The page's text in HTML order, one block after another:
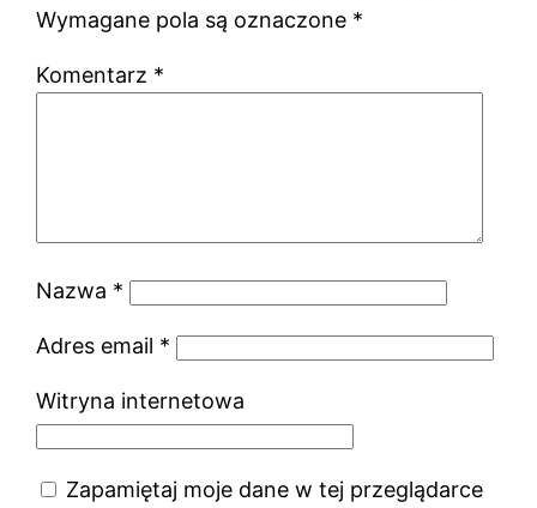
Wymagane pola są oznaczone *
Komentarz *
Nazwa *
Adres email *
Witryna internetowa
Zapamiętaj moje dane w tej przeglądarce